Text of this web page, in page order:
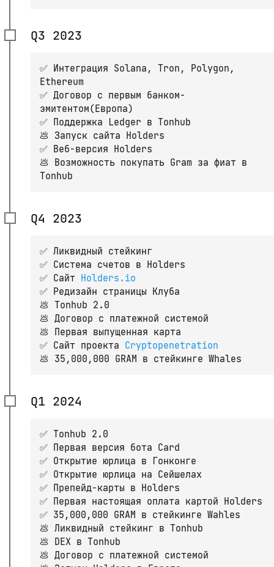
Q3 2023
✅ Интеграция Solana, Tron, Polygon,
Ethereum
✅ Договор с первым банком-
эмитентом(Европа)
✅ Поддержка Ledger в Tonhub
💩 Запуск сайта Holders
✅ Веб-версия Holders
💩 Возможность покупать Gram за фиат в
Tonhub
Q4 2023
✅ Ликвидный стейкинг
✅ Система счетов в Holders
✅ Сайт Holders.io
✅ Редизайн страницы Клуба
💩 Tonhub 2.0
💩 Договор с платежной системой
💩 Первая выпущенная карта
✅ Сайт проекта Cryptopenetration
💩 35,000,000 GRAM в стейкинге Whales
Q1 2024
✅ Tonhub 2.0
✅ Первая версия бота Card
✅ Открытие юрлица в Гонконге
✅ Открытие юрлица на Сейшелах
✅ Препейд-карты в Holders
✅ Первая настоящая оплата картой Holders
✅ 35,000,000 GRAM в стейкинге Wahles
💩 Ликвидный стейкинг в Tonhub
💩 DEX в Tonhub
💩 Договор с платежной системой